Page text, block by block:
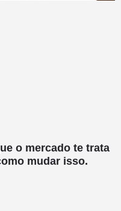
o mercado te trata
mudar isso.